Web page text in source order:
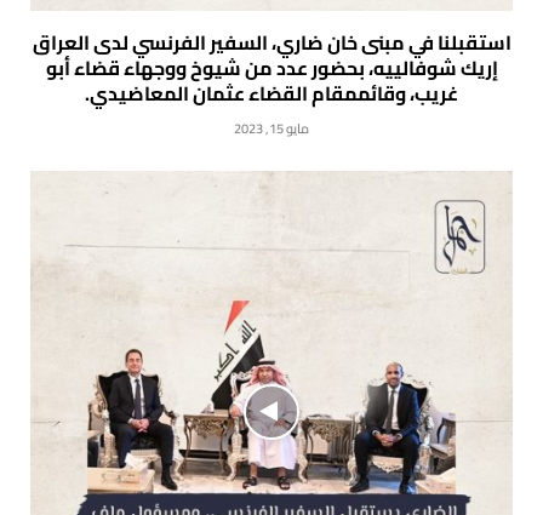
استقبلنا في مبنى خان ضاري، السفير الفرنسي لدى العراق
إريك شوفالييه، بحضور عدد من شيوخ ووجهاء قضاء أبو
غريب، وقائممقام القضاء عثمان المعاضيدي.
مايو 15, 2023